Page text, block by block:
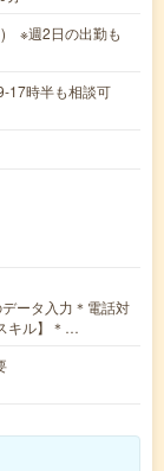
) ※週2日の出勤も
17時半も相談可
ータ入力＊電話対
キル】＊…